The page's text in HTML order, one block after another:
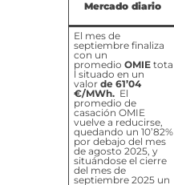
Mercado diario
El mes de
septiembre finaliza
con un
promedio OMIEtota
l situado en un
valor de 61’04
€/MWh. El
promedio de
casación OMIE
vuelve a reducirse,
quedando un 10’82%
por debajo del mes
de agosto 2025, y
situándose el cierre
del mes de
septiembre 2025 un